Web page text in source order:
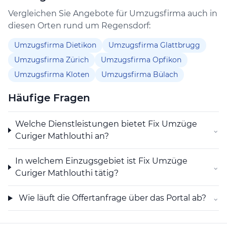
gewährleisten. Auch Innenanstriche für Privat- und
Gewerberäume werden von dem Team fachmännisch
Mathlouthi ist die Unterhaltsreinigung. Hier werden
regelmäßig Reinigungsarbeiten in Büros, Praxen oder
sauberes und hygienisches Arbeitsumfeld zu schaffen.
Auch Fensterreinigungen und Grundreinigungen
werden von dem Unternehmen angeboten.
Für Transporte von kleineren Gegenständen oder
Möbeln steht ein Kleintransport-Service zur Verfügung.
Besonders bei kurzfristigen oder spontanen
Zusätzlich bietet Fix Umzüge Curiger Mathlouthi auch
Vergleichen Sie Angebote für Umzugsfirma auch in
diesen Orten rund um Regensdorf:
Umzugsfirma Dietikon
Umzugsfirma Glattbrugg
Umzugsfirma Zürich
Umzugsfirma Opfikon
Umzugsfirma Kloten
Umzugsfirma Bülach
Häufige Fragen
Welche Dienstleistungen bietet Fix Umzüge
Curiger Mathlouthi an?
⌄
In welchem Einzugsgebiet ist Fix Umzüge
Curiger Mathlouthi tätig?
⌄
Wie läuft die Offertanfrage über das Portal ab? ⌄